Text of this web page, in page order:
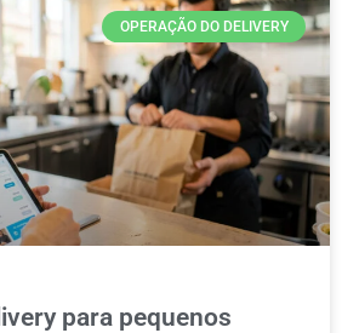
OPERAÇÃO DO DELIVERY
para pequenos